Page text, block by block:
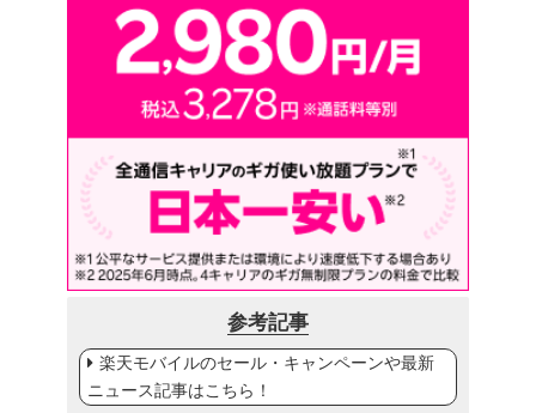
参考記事
楽天モバイルのセール・キャンペーンや最新
ニュース記事はこちら！